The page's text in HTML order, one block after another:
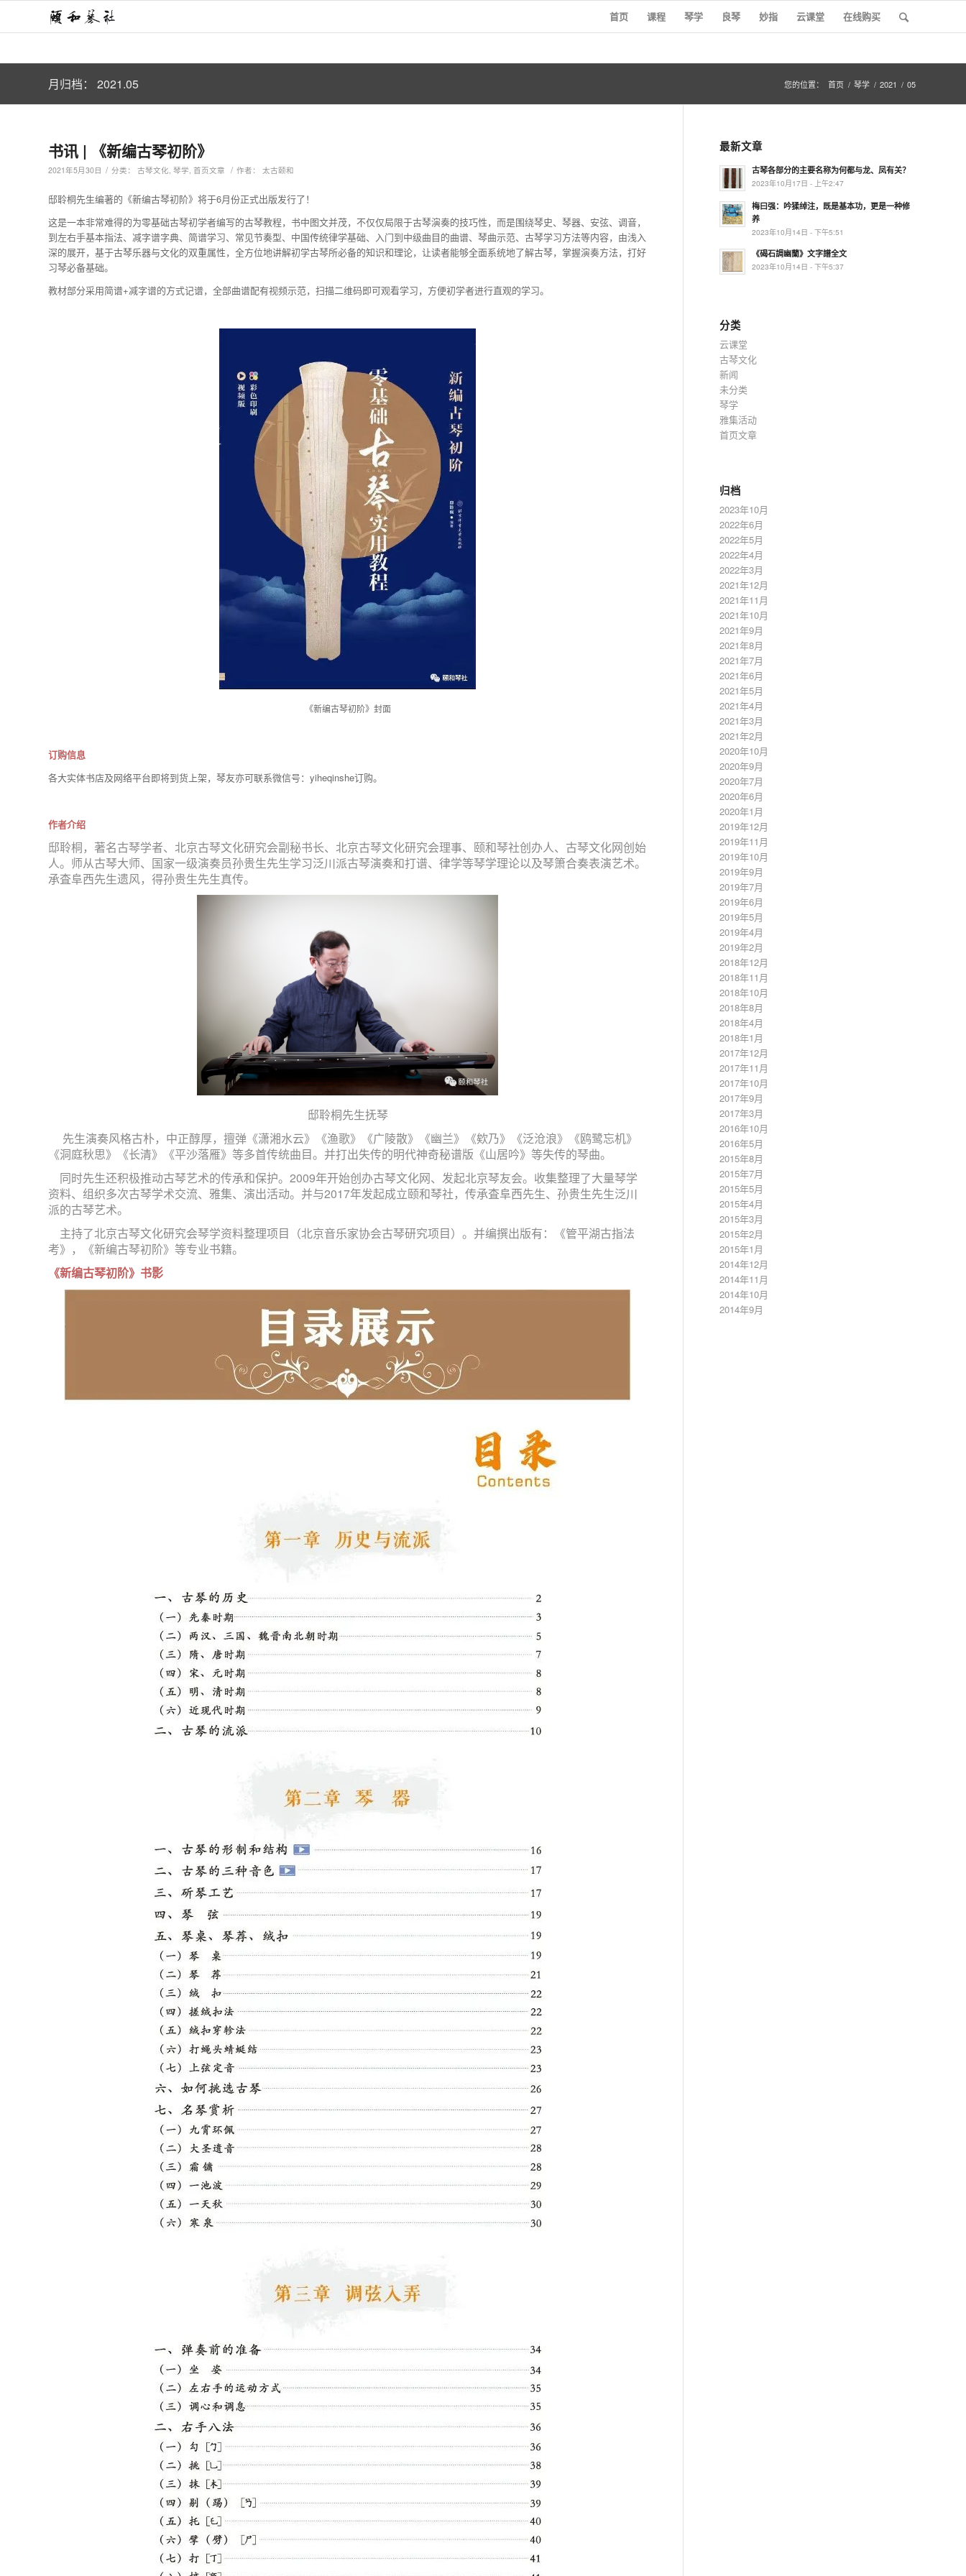
首页 课程 琴学 良琴 妙指 云课堂 在线购买
月归档： 2021.05 您的位置： 首页 / 琴学 / 2021 / 05
书讯 | 《新编古琴初阶》
2021年5月30日 / 分类： 古琴文化, 琴学, 首页文章 / 作者： 太古颐和
邸聆桐先生编著的《新编古琴初阶》将于6月份正式出版发行了！
这是一本非常难得的为零基础古琴初学者编写的古琴教程，书中图文并茂，不仅仅局限于古琴演奏的技巧性，而是围绕琴史、琴器、安弦、调音，
到左右手基本指法、减字谱字典、简谱学习、常见节奏型、中国传统律学基础、入门到中级曲目的曲谱、琴曲示范、古琴学习方法等内容，由浅入
深的展开，基于古琴乐器与文化的双重属性，全方位地讲解初学古琴所必备的知识和理论，让读者能够全面系统地了解古琴，掌握演奏方法，打好
习琴必备基础。
教材部分采用简谱+减字谱的方式记谱，全部曲谱配有视频示范，扫描二维码即可观看学习，方便初学者进行直观的学习。
《新编古琴初阶》封面
订购信息
各大实体书店及网络平台即将到货上架，琴友亦可联系微信号：yiheqinshe订购。
作者介绍
邸聆桐，著名古琴学者、北京古琴文化研究会副秘书长、北京古琴文化研究会理事、颐和琴社创办人、古琴文化网创始
人。师从古琴大师、国家一级演奏员孙贵生先生学习泛川派古琴演奏和打谱、律学等琴学理论以及琴箫合奏表演艺术。
承査阜西先生遗风，得孙贵生先生真传。
邸聆桐先生抚琴
先生演奏风格古朴，中正醇厚，擅弹《潇湘水云》《渔歌》《广陵散》《幽兰》《欸乃》《泛沧浪》《鸥鹭忘机》
《洞庭秋思》《长清》《平沙落雁》等多首传统曲目。并打出失传的明代神奇秘谱版《山居吟》等失传的琴曲。
同时先生还积极推动古琴艺术的传承和保护。2009年开始创办古琴文化网、发起北京琴友会。收集整理了大量琴学
资料、组织多次古琴学术交流、雅集、演出活动。并与2017年发起成立颐和琴社，传承査阜西先生、孙贵生先生泛川
派的古琴艺术。
主持了北京古琴文化研究会琴学资料整理项目（北京音乐家协会古琴研究项目）。并编撰出版有：《管平湖古指法
考》，《新编古琴初阶》等专业书籍。
《新编古琴初阶》书影
最新文章
古琴各部分的主要名称为何都与龙、凤有关？
2023年10月17日 - 上午2:47
梅曰强：吟猱绰注，既是基本功，更是一种修
养
2023年10月14日 - 下午5:51
《碣石調幽蘭》文字譜全文
2023年10月14日 - 下午5:37
分类
云课堂
古琴文化
新闻
未分类
琴学
雅集活动
首页文章
归档
2023年10月
2022年6月
2022年5月
2022年4月
2022年3月
2021年12月
2021年11月
2021年10月
2021年9月
2021年8月
2021年7月
2021年6月
2021年5月
2021年4月
2021年3月
2021年2月
2020年10月
2020年9月
2020年7月
2020年6月
2020年1月
2019年12月
2019年11月
2019年10月
2019年9月
2019年7月
2019年6月
2019年5月
2019年4月
2019年2月
2018年12月
2018年11月
2018年10月
2018年8月
2018年4月
2018年1月
2017年12月
2017年11月
2017年10月
2017年9月
2017年3月
2016年10月
2016年5月
2015年8月
2015年7月
2015年5月
2015年4月
2015年3月
2015年2月
2015年1月
2014年12月
2014年11月
2014年10月
2014年9月